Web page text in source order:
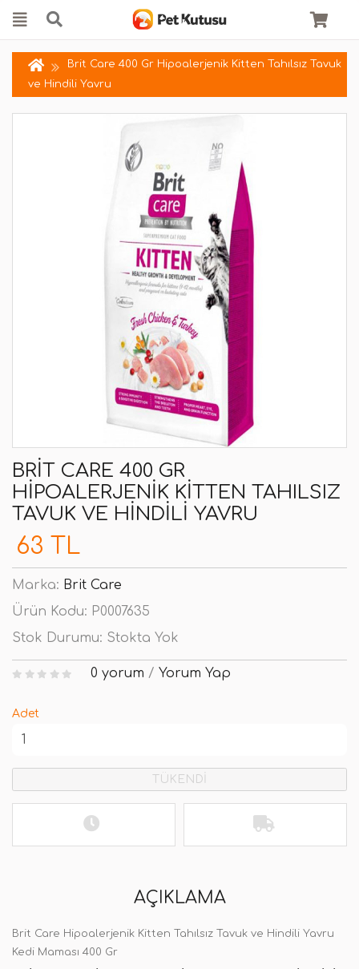
Brit Care 400 Gr Hipoalerjenik Kitten Tahılsız Tavuk
ve Hindili Yavru
BRIT CARE 400 GR
HIPOALERJENIK KITTEN TAHILSIZ
TAVUK VE HINDILI YAVRU
63 TL
Marka: Brit Care
Ürün Kodu: P0007635
Stok Durumu: Stokta Yok
0 yorum / Yorum Yap
Adet
TÜKENDİ
AÇIKLAMA
Brit Care Hipoalerjenik Kitten Tahılsız Tavuk ve Hindili Yavru
Kedi Maması 400 Gr